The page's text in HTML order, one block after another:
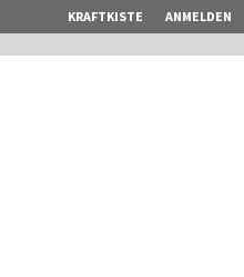
KRAFTKISTE ANMELDEN